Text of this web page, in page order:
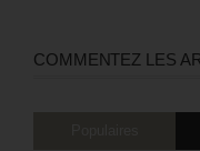
COMMENTEZ LES